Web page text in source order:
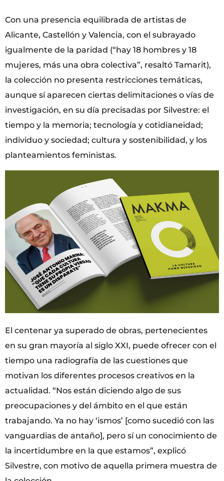
Con una presencia equilibrada de artistas de
Alicante, Castellón y Valencia, con el subrayado
igualmente de la paridad (“hay 18 hombres y 18
mujeres, más una obra colectiva”, resaltó Tamarit),
la colección no presenta restricciones temáticas,
aunque sí aparecen ciertas delimitaciones o vías de
investigación, en su día precisadas por Silvestre: el
tiempo y la memoria; tecnología y cotidianeidad;
individuo y sociedad; cultura y sostenibilidad, y los
planteamientos feministas.
El centenar ya superado de obras, pertenecientes
en su gran mayoría al siglo XXI, puede ofrecer con el
tiempo una radiografía de las cuestiones que
motivan los diferentes procesos creativos en la
actualidad. “Nos están diciendo algo de sus
preocupaciones y del ámbito en el que están
trabajando. Ya no hay ‘ismos’ [como sucedió con las
vanguardias de antaño], pero sí un conocimiento de
la incertidumbre en la que estamos”, explicó
Silvestre, con motivo de aquella primera muestra de